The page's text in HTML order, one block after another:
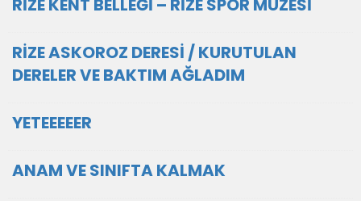
RİZE KENT BELLEĞİ – RİZE SPOR MÜZESİ
RİZE ASKOROZ DERESİ / KURUTULAN
DERELER VE BAKTIM AĞLADIM
YETEEEEER
ANAM VE SINIFTA KALMAK